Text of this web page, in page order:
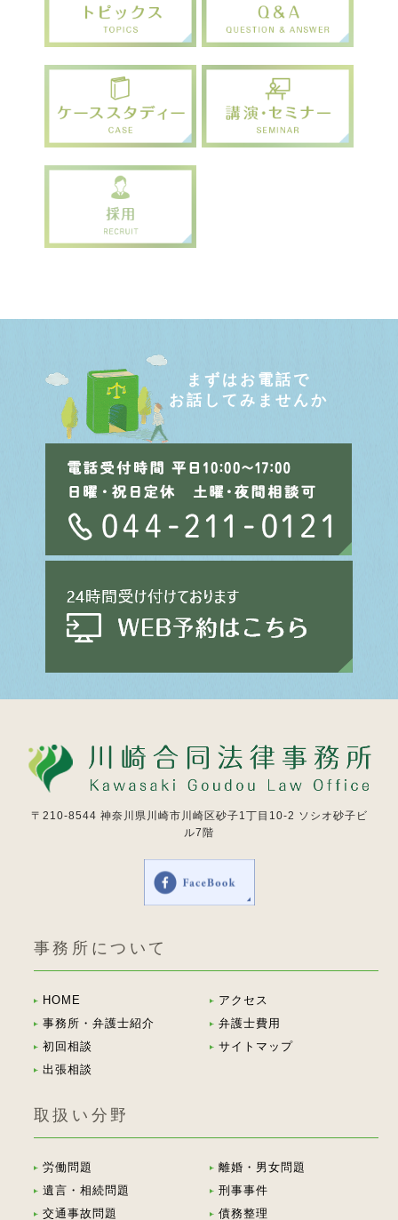
まずはお電話で
お話してみませんか
〒210-8544 神奈川県川崎市川崎区砂子1丁目10-2 ソシオ砂子ビ
ル7階
事務所について
HOME
事務所・弁護士紹介
初回相談
出張相談
アクセス
弁護士費用
サイトマップ
取扱い分野
労働問題
遺言・相続問題
交通事故問題
離婚・男女問題
刑事事件
債務整理